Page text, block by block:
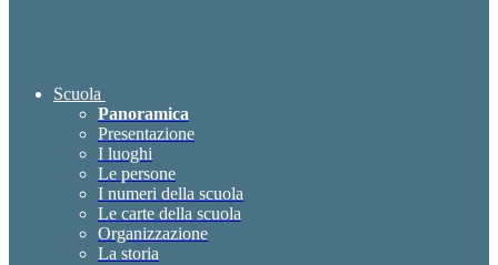
Scuola
Panoramica
Presentazione
I luoghi
Le persone
I numeri della scuola
Le carte della scuola
Organizzazione
La storia